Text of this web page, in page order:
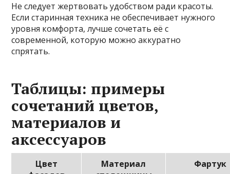
Не следует жертвовать удобством ради красоты.
Если старинная техника не обеспечивает нужного
уровня комфорта, лучше сочетать её с
современной, которую можно аккуратно
спрятать.
Таблицы: примеры
сочетаний цветов,
материалов и
аксессуаров
Цвет
Материал
Фартук